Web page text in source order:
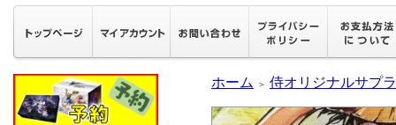
ホーム ＞ 侍オリジナルサプ